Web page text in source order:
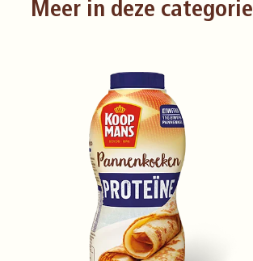
Meer in deze categorie